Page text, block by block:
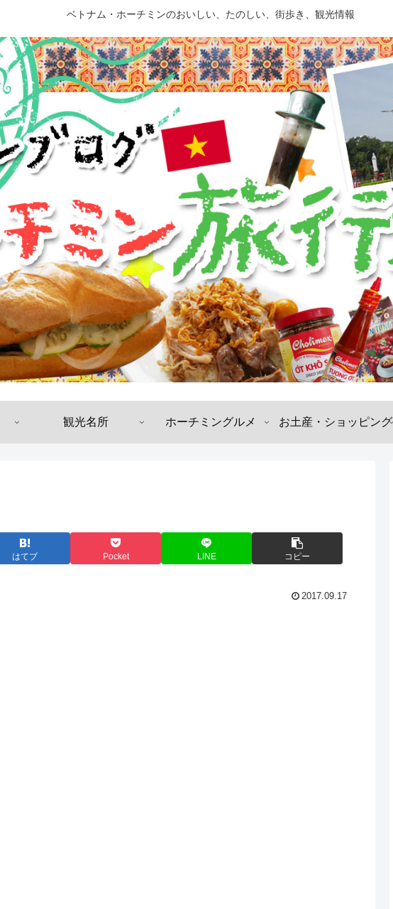
ベトナム・ホーチミンのおいしい、たのしい、街歩き、観光情報
観光名所 ホーチミングルメ お土産・ショッピング
はてブ Pocket LINE コピー
2017.09.17